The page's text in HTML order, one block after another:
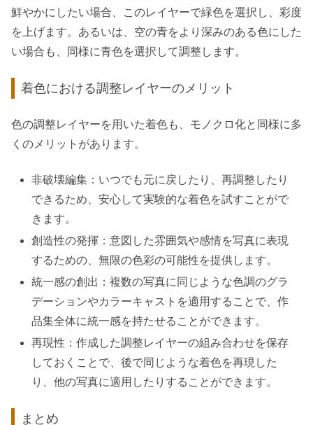
鮮やかにしたい場合、このレイヤーで緑色を選択し、彩度
を上げます。あるいは、空の青をより深みのある色にした
い場合も、同様に青色を選択して調整します。
着色における調整レイヤーのメリット
色の調整レイヤーを用いた着色も、モノクロ化と同様に多
くのメリットがあります。
非破壊編集：いつでも元に戻したり、再調整したり
できるため、安心して実験的な着色を試すことがで
きます。
創造性の発揮：意図した雰囲気や感情を写真に表現
するための、無限の色彩の可能性を提供します。
統一感の創出：複数の写真に同じような色調のグラ
デーションやカラーキャストを適用することで、作
品集全体に統一感を持たせることができます。
再現性：作成した調整レイヤーの組み合わせを保存
しておくことで、後で同じような着色を再現した
り、他の写真に適用したりすることができます。
まとめ